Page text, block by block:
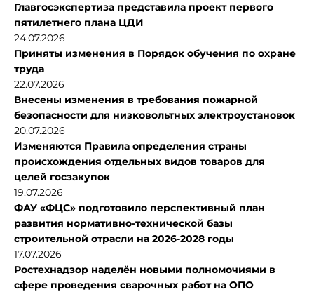
Главгосэкспертиза представила проект первого
пятилетнего плана ЦДИ
24.07.2026
Приняты изменения в Порядок обучения по охране
труда
22.07.2026
Внесены изменения в требования пожарной
безопасности для низковольтных электроустановок
20.07.2026
Изменяются Правила определения страны
происхождения отдельных видов товаров для
целей госзакупок
19.07.2026
ФАУ «ФЦС» подготовило перспективный план
развития нормативно-технической базы
строительной отрасли на 2026-2028 годы
17.07.2026
Ростехнадзор наделён новыми полномочиями в
сфере проведения сварочных работ на ОПО